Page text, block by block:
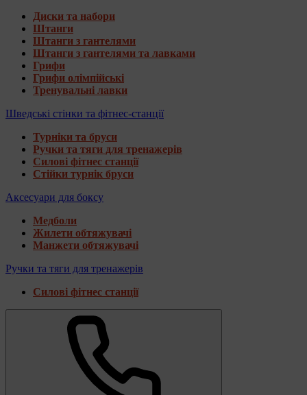
Диски та набори
Штанги
Штанги з гантелями
Штанги з гантелями та лавками
Грифи
Грифи олімпійські
Тренувальні лавки
Шведські стінки та фітнес-станції
Турніки та бруси
Ручки та тяги для тренажерів
Силові фітнес станції
Стійки турнік бруси
Аксесуари для боксу
Медболи
Жилети обтяжувачі
Манжети обтяжувачі
Ручки та тяги для тренажерів
Силові фітнес станції